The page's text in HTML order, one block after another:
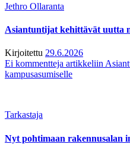
Jethro Ollaranta
Asiantuntijat kehittävät uutta
Kirjoitettu 29.6.2026
Ei kommentteja artikkeliin
kampusasumiselle
Tarkastaja
Nyt pohtimaan rakennusalan